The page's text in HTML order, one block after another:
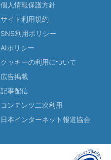
個人情報保護方針
サイト利用規約
SNS利用ポリシー
AIポリシー
クッキーの利用について
広告掲載
記事配信
コンテンツ二次利用
日本インターネット報道協会